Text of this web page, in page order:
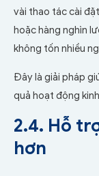
vài thao tác cài
hoặc hàng nghìn
không tốn nhiều
Đây là giải pháp
quả hoạt động
2.4. Hỗ
hơn